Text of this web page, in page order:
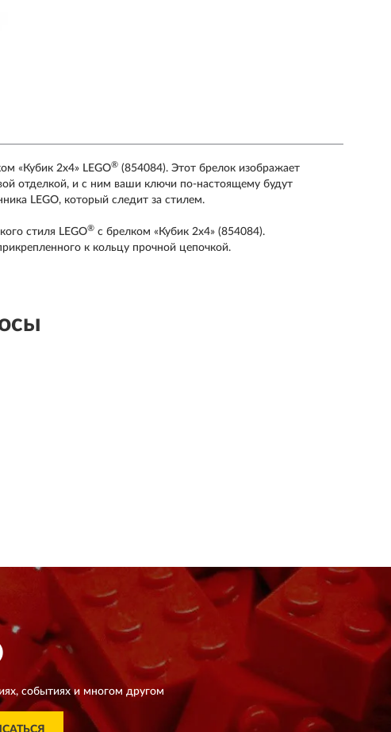
«Кубик 2х4» LEGO® (854084). Этот брелок изображает
отделкой, и с ним ваши ключи по-настоящему будут
LEGO, который следит за стилем.
стиля LEGO® с брелком «Кубик 2х4» (854084).
к кольцу прочной цепочкой.
событиях и многом другом